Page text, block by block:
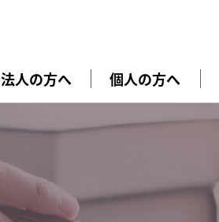
法人の方へ 個人の方へ